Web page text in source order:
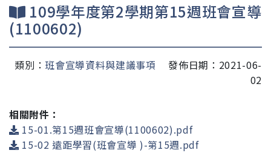
109學年度第2學期第15週班會宣導
(1100602)
類別： 班會宣導資料與建議事項
發佈日期：2021-06-
02
相關附件：
15-01.第15週班會宣導(1100602).pdf
15-02 遠距學習(班會宣導 )-第15週.pdf